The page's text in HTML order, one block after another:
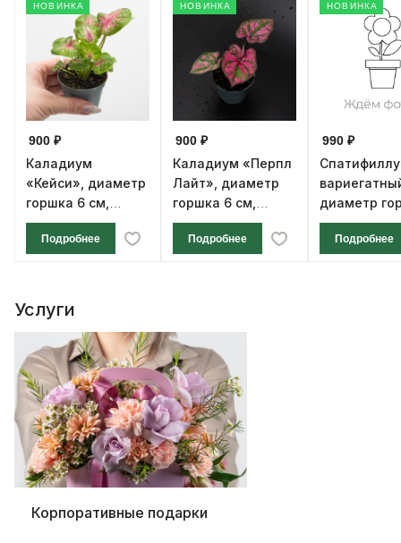
НОВИНКА
900 ₽
Каладиум
«Кейси», диаметр
горшка 6 см,
высота 12 см
Подробнее
НОВИНКА
900 ₽
Каладиум «Перпл
Лайт», диаметр
горшка 6 см,
высота 12 см
Подробнее
НОВИНКА
990 ₽
диаметр
см, высота
Подробнее
Услуги
Корпоративные подарки